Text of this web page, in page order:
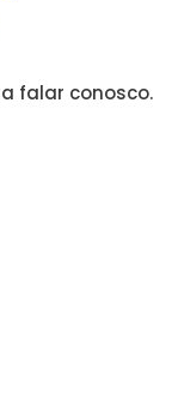
falar conosco.